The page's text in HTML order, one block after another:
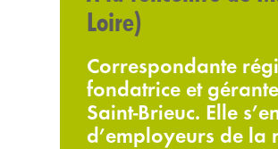
Loire)
Correspondante
fondatrice et
Saint-Brieuc. Elle
d’employeurs de la